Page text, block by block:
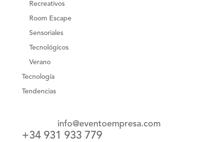
Recreativos
Room Escape
Sensoriales
Tecnológicos
Verano
Tecnología
Tendencias
info@eventoempresa.com
+34 931 933 779